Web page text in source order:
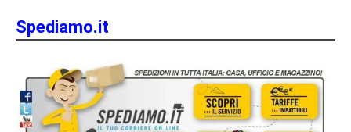
Spediamo.it